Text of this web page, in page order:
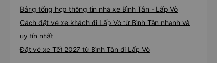
Bảng tổng hợp thông tin nhà xe Bình Tân - Lấp Vò
Cách đặt vé xe khách đi Lấp Vò từ Bình Tân nhanh và
uy tín nhất
Đặt vé xe Tết 2027 từ Bình Tân đi Lấp Vò